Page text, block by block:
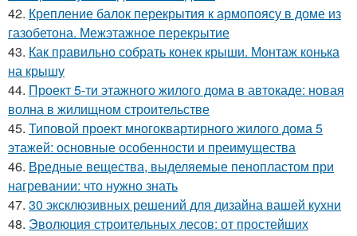
42. Крепление балок перекрытия к армопоясу в доме из
газобетона. Межэтажное перекрытие
43. Как правильно собрать конек крыши. Монтаж конька
на крышу
44. Проект 5-ти этажного жилого дома в автокаде: новая
волна в жилищном строительстве
45. Типовой проект многоквартирного жилого дома 5
этажей: основные особенности и преимущества
46. Вредные вещества, выделяемые пенопластом при
нагревании: что нужно знать
47. 30 эксклюзивных решений для дизайна вашей кухни
48. Эволюция строительных лесов: от простейших